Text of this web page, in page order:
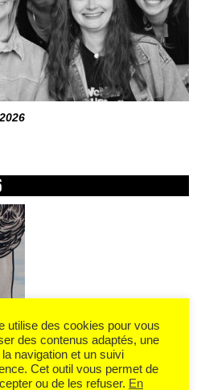
utilise des cookies pour vous
des contenus adaptés, une
la navigation et un suivi
Cet outil vous permet de
ou de les refuser. En